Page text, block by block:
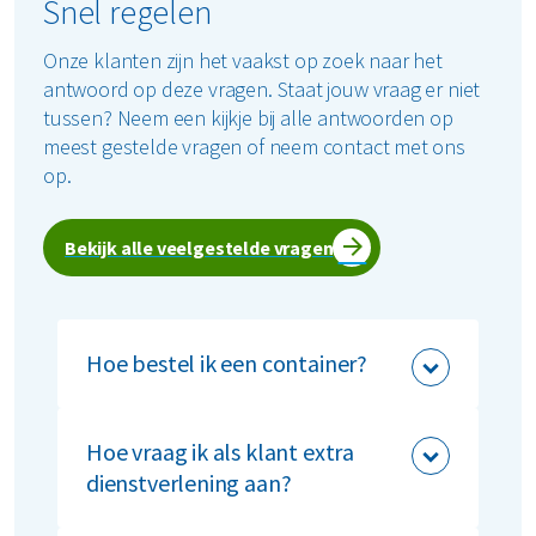
Restafval
Vertrouwelijk papier
Alle soorten afval
Snel regelen
Onze klanten zijn het vaakst op zoek naar het
antwoord op deze vragen. Staat jouw vraag er niet
tussen? Neem een kijkje bij alle antwoorden op
meest gestelde vragen of neem contact met ons
op.
Bekijk alle veelgestelde vragen
Hoe bestel ik een container?
bestellen via onze onlinewebshop
. De
containers die je nodig hebt, plaats je in
Hoe vraag ik als klant extra
dienstverlening aan?